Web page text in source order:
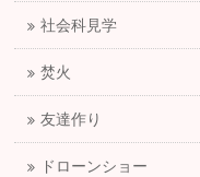
社会科見学
焚火
友達作り
ドローンショー